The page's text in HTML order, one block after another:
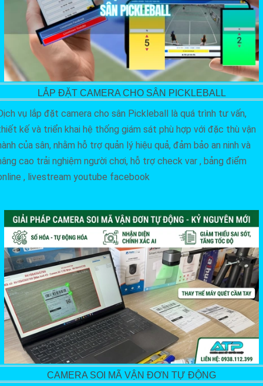
LẮP ĐẶT CAMERA CHO SÂN PICKLEBALL
vụ lắp đặt camera cho sân Pickleball là quá trình tư vấn,
kế và triển khai hệ thống giám sát phù hợp với đặc thù vận
của sân, nhằm hỗ trợ quản lý hiệu quả, đảm bảo an ninh và
cao trải nghiệm người chơi, hỗ trợ check var , bảng điểm
, livestream youtube facebook
CAMERA SOI MÃ VẬN ĐƠN TỰ ĐỘNG